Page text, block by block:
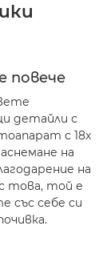
повече
детайли с
с 18x
на
на
това, той е
със себе си